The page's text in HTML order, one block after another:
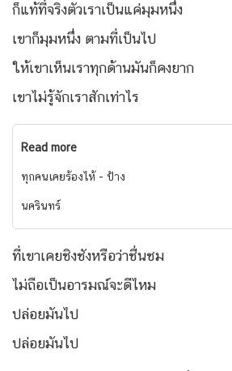
ก็แท้ที่จริงตัวเราเป็นแค่มุมหนึ่ง
เขาก็มุมหนึ่ง ตามที่เป็นไป
ให้เขาเห็นเราทุกด้านมันก็คงยาก
เขาไม่รู้จักเราสักเท่าไร
Read more
ทุกคนเคยร้องไห้ - ป้าง
นครินทร์
ที่เขาเคยชิงชังหรือว่าชื่นชม
ไม่ถือเป็นอารมณ์จะดีไหม
ปล่อยมันไป
ปล่อยมันไป